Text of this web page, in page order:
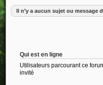
Il n’y a aucun sujet ou message
Qui est en ligne
Utilisateurs parcourant ce
invité